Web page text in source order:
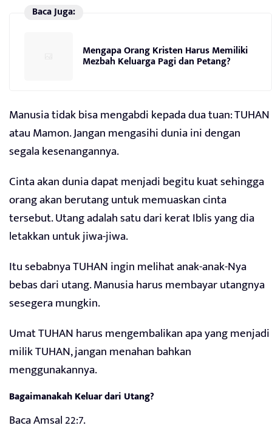
Baca Juga:
Mengapa Orang Kristen Harus Memiliki
Mezbah Keluarga Pagi dan Petang?
Manusia tidak bisa mengabdi kepada dua tuan: TUHAN
atau Mamon. Jangan mengasihi dunia ini dengan
segala kesenangannya.
Cinta akan dunia dapat menjadi begitu kuat sehingga
orang akan berutang untuk memuaskan cinta
tersebut. Utang adalah satu dari kerat Iblis yang dia
letakkan untuk jiwa-jiwa.
Itu sebabnya TUHAN ingin melihat anak-anak-Nya
bebas dari utang. Manusia harus membayar utangnya
sesegera mungkin.
Umat TUHAN harus mengembalikan apa yang menjadi
milik TUHAN, jangan menahan bahkan
menggunakannya.
Bagaimanakah Keluar dari Utang?
Baca Amsal 22:7.